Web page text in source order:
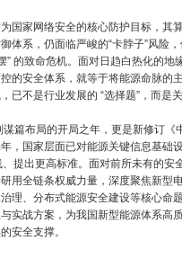
国家网络安全的核心防护目标，其
体系，仍面临严峻的“卡脖子”风险
” 的致命危机。面对日趋白热化的地
的安全体系，就等于将能源命脉的
已不是行业发展的 “选择题”，而是
谋篇布局的开局之年，更是新修订《
，国家层面已对能源关键信息基础
提出更高标准。面对前所未有的安
用全链条权威力量，深度聚焦新型
理、分布式能源安全建设等核心命
实战方案，为我国新型能源体系高
安全支撑。